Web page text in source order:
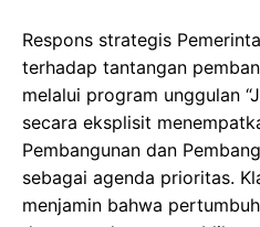
​Respons strategis
terhadap tantangan
melalui program unggulan
secara eksplisit
Pembangunan dan
sebagai agenda prioritas.
menjamin bahwa